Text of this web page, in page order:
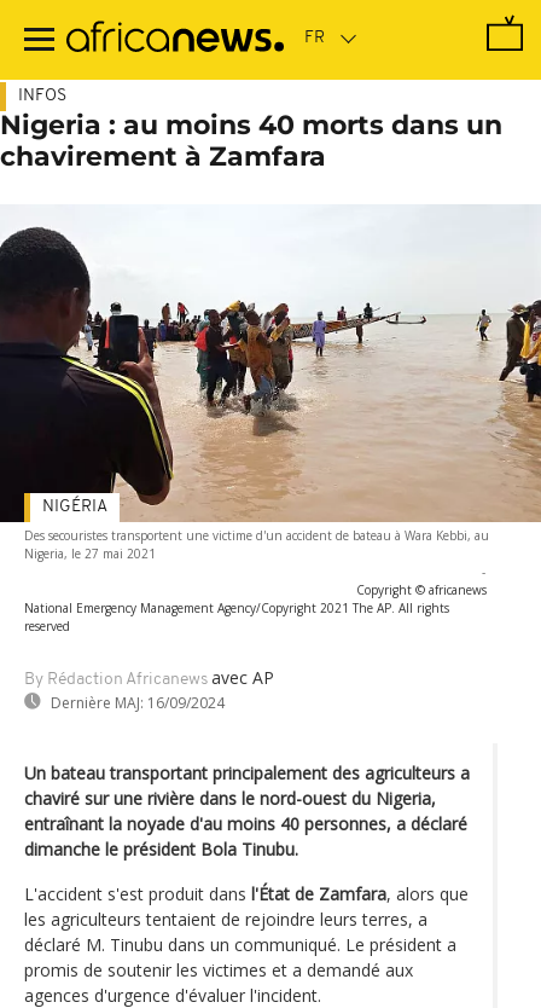
contenu
INFOS
Nigeria : au moins 40 morts dans un
chavirement à Zamfara
Des secouristes transportent une victime d'un accident de bateau à Wara Kebbi, au
Nigeria, le 27 mai 2021
-
Copyright © africanews
National Emergency Management Agency/Copyright 2021 The AP. All rights
reserved
By Rédaction Africanews avec AP
Dernière MAJ: 16/09/2024
NIGÉRIA
Un bateau transportant principalement des agriculteurs a
chaviré sur une rivière dans le nord-ouest du Nigeria,
entraînant la noyade d'au moins 40 personnes, a déclaré
dimanche le président Bola Tinubu.
L'accident s'est produit dans l'État de Zamfara, alors que
les agriculteurs tentaient de rejoindre leurs terres, a
déclaré M. Tinubu dans un communiqué. Le président a
promis de soutenir les victimes et a demandé aux
agences d'urgence d'évaluer l'incident.